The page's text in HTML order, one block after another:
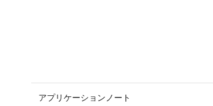
アプリケーションノート